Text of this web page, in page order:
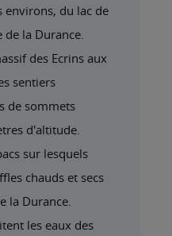
environs, du lac de
de la Durance.
des Ecrins aux
sentiers
de sommets
d'altitude.
sur lesquels
chauds et secs
la Durance.
les eaux des